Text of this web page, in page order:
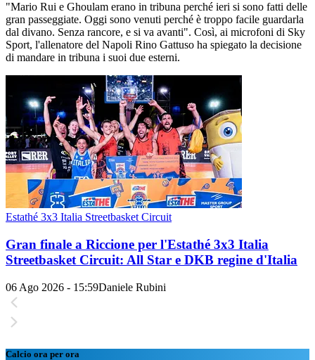
"Mario Rui e Ghoulam erano in tribuna perché ieri si sono fatti delle
gran passeggiate. Oggi sono venuti perché è troppo facile guardarla
dal divano. Senza rancore, e si va avanti". Così, ai microfoni di Sky
Sport, l'allenatore del Napoli Rino Gattuso ha spiegato la decisione
di mandare in tribuna i suoi due esterni.
Estathé 3x3 Italia Streetbasket Circuit
Gran finale a Riccione per l'Estathé 3x3 Italia
Streetbasket Circuit: All Star e DKB regine d'Italia
06 Ago 2026 - 15:59Daniele Rubini
Calcio ora per ora